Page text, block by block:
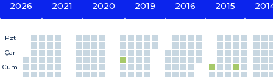
2026 2021 2020 2019 2016 2015
Pzt
Çar
Cum